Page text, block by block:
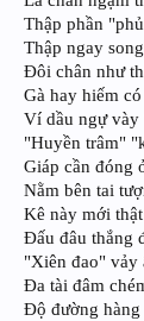
Thập phần
Thập ngay
Đôi chân như
Gà hay hiếm
Ví dầu ngự vày
"Huyền trâm"
Giáp cần đóng
Nằm bên tai
Kê này mới
Đấu đâu thắng
"Xiên đao" vảy
Đa tài đâm
Độ đường hàng